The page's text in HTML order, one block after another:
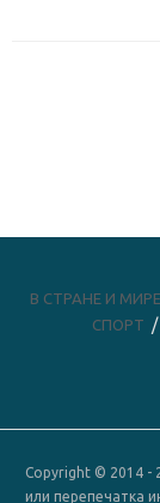
В СТРАНЕ И МИРЕ
СПОРТ
Copyright © 2014 -
или перепечатка